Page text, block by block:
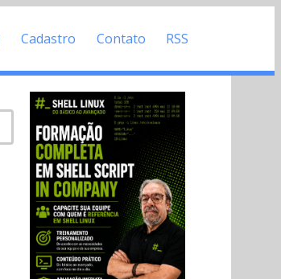
Cadastro Contato RSS